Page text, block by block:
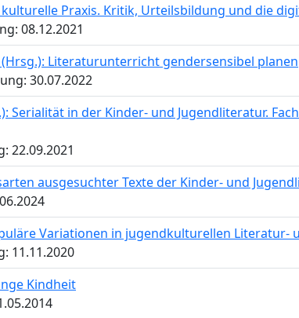
Praxis. Kritik, Urteilsbildung und die
08.12.2021
Literaturunterricht gendersensibel planen
30.07.2022
Serialität in der Kinder- und Jugendliteratur.
22.09.2021
ausgesuchter Texte der Kinder- und
Variationen in jugendkulturellen
11.11.2020
Kindheit